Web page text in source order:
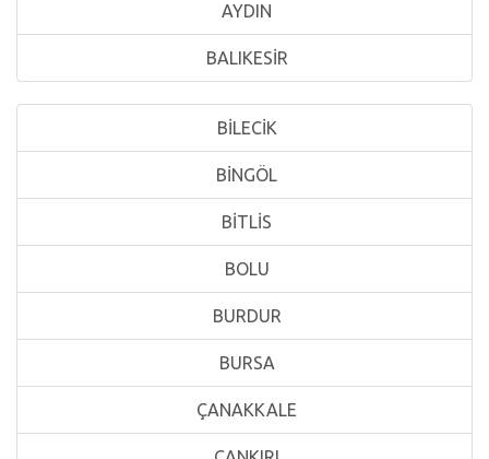
AYDIN
BALIKESİR
BİLECİK
BİNGÖL
BİTLİS
BOLU
BURDUR
BURSA
ÇANAKKALE